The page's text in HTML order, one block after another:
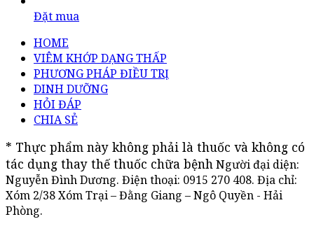
Đặt mua
HOME
VIÊM KHỚP DẠNG THẤP
PHƯƠNG PHÁP ĐIỀU TRỊ
DINH DƯỠNG
HỎI ĐÁP
CHIA SẺ
* Thực phẩm này không phải là thuốc và không có
tác dụng thay thế thuốc chữa bệnh Người đại diện:
Nguyễn Đình Dương. Điện thoại: 0915 270 408. Địa chỉ:
Xóm 2/38 Xóm Trại – Đằng Giang – Ngô Quyền - Hải
Phòng.